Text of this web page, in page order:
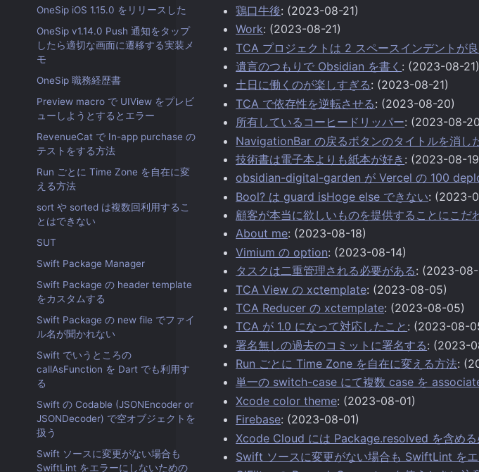
OneSip iOS 1.15.0 をリリースした
OneSip v1.14.0 Push 通知をタップ
したら適切な画面に遷移する実装メ
モ
OneSip 職務経歴書
Preview macro で UIView をプレビ
ューしようとするとエラー
RevenueCat で In-app purchase の
テストをする方法
Run ごとに Time Zone を自在に変
える方法
sort や sorted は複数回利用するこ
とはできない
SUT
Swift Package Manager
Swift Package の header template
をカスタムする
Swift Package の new file でファイ
ル名が聞かれない
Swift でいうところの
callAsFunction を Dart でも利用す
る
Swift の Codable (JSONEncoder or
JSONDecoder) で空オブジェクトを
扱う
Swift ソースに変更がない場合も
SwiftLint をエラーにしないための
鶏口牛後: (2023-08-21)
Work: (2023-08-21)
TCA プロジェクトは 2 スペースインデントが
遺言のつもりで Obsidian を書く : (2023-08-21)
土日に働くのが楽しすぎる: (2023-08-21)
TCA で依存性を逆転させる: (2023-08-20)
所有しているコーヒードリッパー: (2023-08-
NavigationBar の戻るボタンのタイトルを消
技術書は電子本よりも紙本が好き : (2023-08-
obsidian-digital-garden が Vercel の 100
Bool? は guard isHoge else できない: (2023-
顧客が本当に欲しいものを提供することにこだ
About me: (2023-08-18)
Vimium の option: (2023-08-14)
タスクは二重管理される必要がある: (2023-
TCA View の xctemplate: (2023-08-05)
TCA Reducer の xctemplate: (2023-08-05)
TCA が 1.0 になって対応したこと : (2023-08-
署名無しの過去のコミットに署名する: (2023-
Run ごとに Time Zone を自在に変える方法:
単一の switch-case にて複数 case を
Xcode color theme: (2023-08-01)
Firebase: (2023-08-01)
Xcode Cloud には Package.resolved を含める
Swift ソースに変更がない場合も SwiftLint を